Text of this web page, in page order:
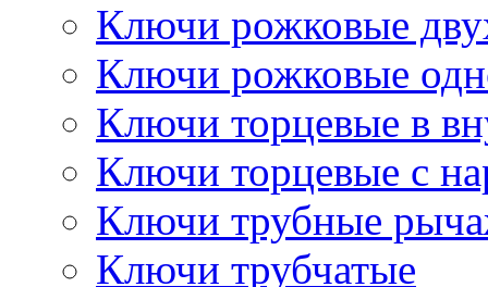
Ключи рожковые
Ключи рожковые
Ключи торцевые в
Ключи торцевые с
Ключи трубные
Ключи трубчатые